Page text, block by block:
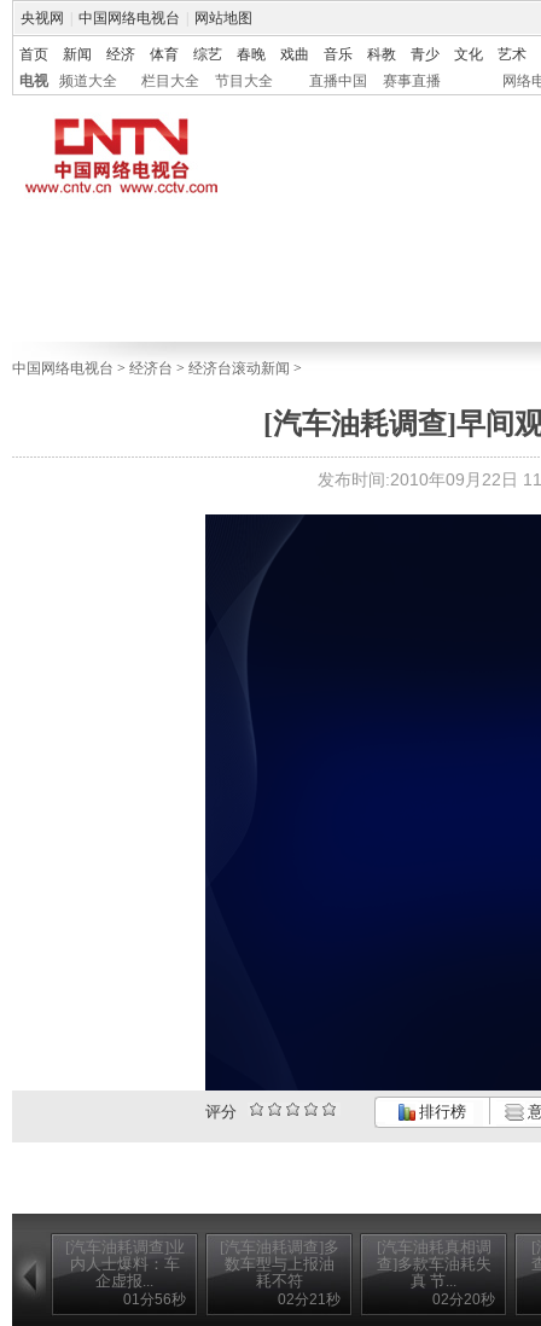
央视网 中国网络电视台 网站地图
首页 新闻 经济 体育 综艺 春晚 戏曲 音乐 科教 青少 文化
艺术
电视
频道大全 栏目大全 节目大全 直播中国 赛事直播 网络
中国网络电视台 > 经济台 > 经济台滚动新闻 >
[汽车油耗调查]早间
发布时间:2010年09月22日
评分 排行榜
[汽车油耗调查]业
内人士爆料：车
企虚报...
01分56秒
[汽车油耗调查]多
数车型与上报油
耗不符
02分21秒
[汽车油耗真相调
查]多款车油耗失
真 节...
02分20秒
[